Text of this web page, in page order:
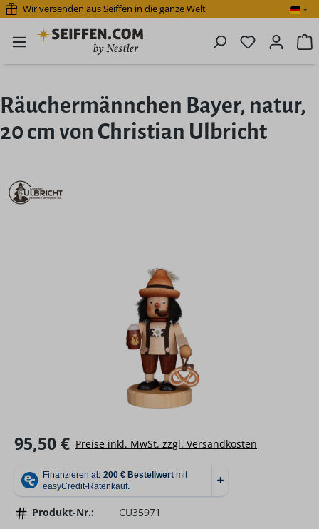
Zum Hauptinhalt springen
Wir versenden aus Seiffen in die ganze Welt
Du hast 0
Räuchermännchen Bayer, natur,
20 cm von Christian Ulbricht
Bildergalerie überspringen
Regulärer Preis:
95,50 € Preise inkl. MwSt. zzgl. Versandkosten
Produkt-Nr.:
CU35971